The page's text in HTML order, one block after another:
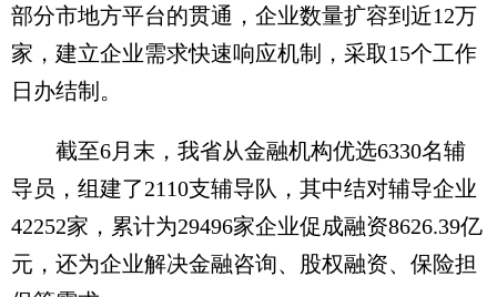
部分市地方平台的贯通，企业数量扩容到近12万
家，建立企业需求快速响应机制，采取15个工作
日办结制。
截至6月末，我省从金融机构优选6330名辅
导员，组建了2110支辅导队，其中结对辅导企业
42252家，累计为29496家企业促成融资8626.39亿
元，还为企业解决金融咨询、股权融资、保险担